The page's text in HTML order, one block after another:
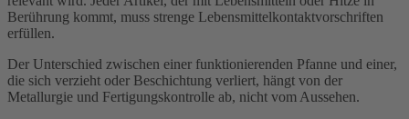
Berührung kommt, muss strenge Lebensmittelkontaktvorschriften
erfüllen.
Der Unterschied zwischen einer funktionierenden Pfanne und einer,
die sich verzieht oder Beschichtung verliert, hängt von der
Metallurgie und Fertigungskontrolle ab, nicht vom Aussehen.